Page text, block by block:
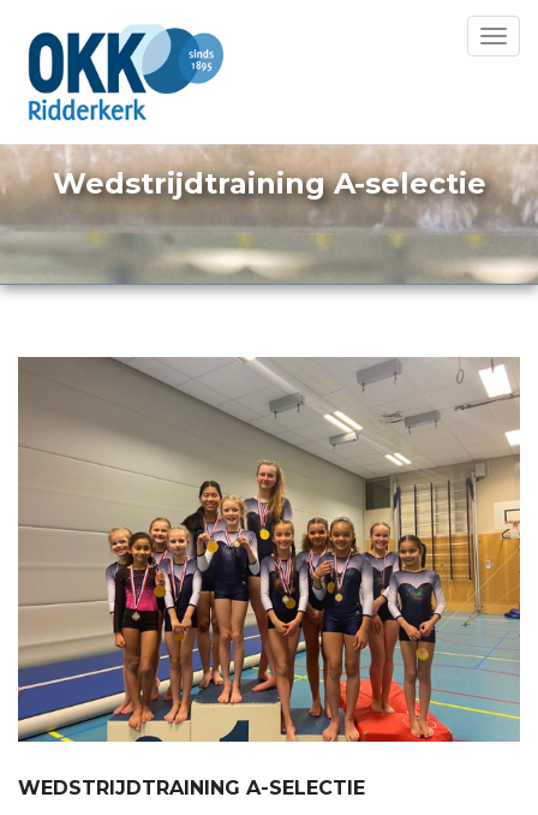
Wedstrijdtraining A-selectie
WEDSTRIJDTRAINING A-SELECTIE